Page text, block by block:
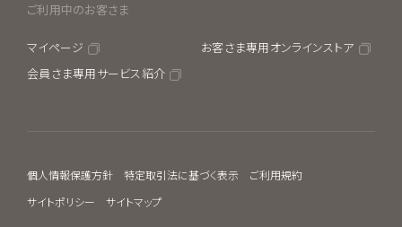
ご利用中のお客さま
マイページ
会員さま専用サービス紹介
お客さま専用オンラインストア
個人情報保護方針 特定取引法に基づく表示
ご利用規約
サイトポリシー
サイトマップ